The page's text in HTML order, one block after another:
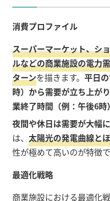
消費プロファイル
スーパーマーケット、シ
ルなどの商業施設の電力
ターンを描きます。 平日
時）から需要が立ち上が
業終了時間（例：午後6時
夜間や休日は需要が大幅
は、 太陽光の発電曲線と
性が極めて高いのが特徴で
最適化戦略
商業施設における最適化